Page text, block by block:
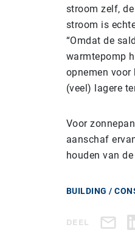
stroom zelf,
stroom is
“Omdat de
warmtepomp
opnemen
(veel) lagere
Voor
aanschaf
houden van
BUILDING /
DEEL